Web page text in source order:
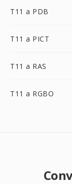
T11 a PDB
T11 a PICT
T11 a RAS
T11 a RGBO